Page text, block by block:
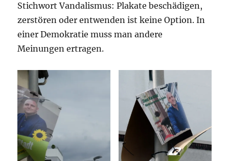
Stichwort Vandalismus: Plakate beschädigen,
zerstören oder entwenden ist keine Option. In
einer Demokratie muss man andere
Meinungen ertragen.